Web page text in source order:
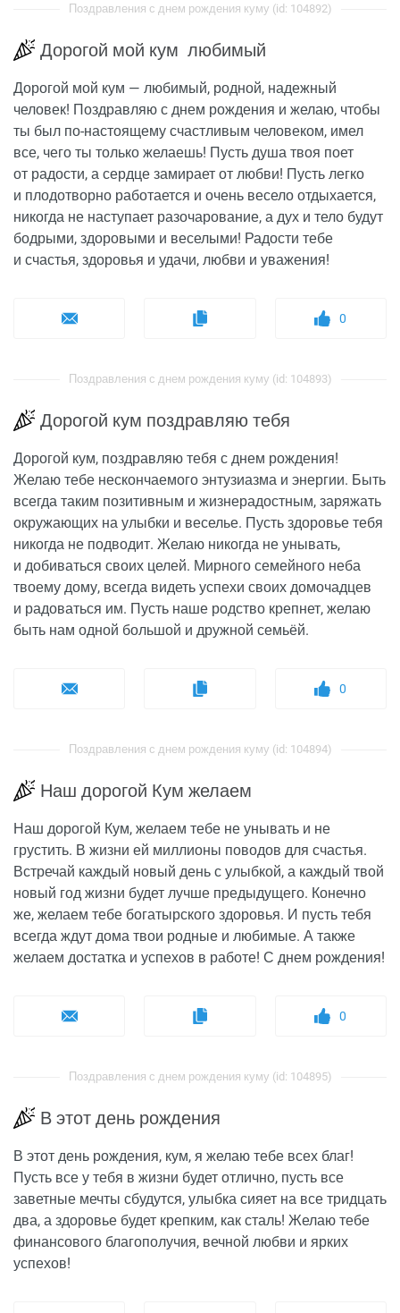
Поздравления с днем рождения куму (id: 104892)
Дорогой мой кум любимый
Дорогой мой кум — любимый, родной, надежный
человек! Поздравляю с днем рождения и желаю, чтобы
ты был по-настоящему счастливым человеком, имел
все, чего ты только желаешь! Пусть душа твоя поет
от радости, а сердце замирает от любви! Пусть легко
и плодотворно работается и очень весело отдыхается,
никогда не наступает разочарование, а дух и тело будут
бодрыми, здоровыми и веселыми! Радости тебе
и счастья, здоровья и удачи, любви и уважения!
0
Поздравления с днем рождения куму (id: 104893)
Дорогой кум поздравляю тебя
Дорогой кум, поздравляю тебя с днем рождения!
Желаю тебе нескончаемого энтузиазма и энергии. Быть
всегда таким позитивным и жизнерадостным, заряжать
окружающих на улыбки и веселье. Пусть здоровье тебя
никогда не подводит. Желаю никогда не унывать,
и добиваться своих целей. Мирного семейного неба
твоему дому, всегда видеть успехи своих домочадцев
и радоваться им. Пусть наше родство крепнет, желаю
быть нам одной большой и дружной семьёй.
0
Поздравления с днем рождения куму (id: 104894)
Наш дорогой Кум желаем
Наш дорогой Кум, желаем тебе не унывать и не
грустить. В жизни ей миллионы поводов для счастья.
Встречай каждый новый день с улыбкой, а каждый твой
новый год жизни будет лучше предыдущего. Конечно
же, желаем тебе богатырского здоровья. И пусть тебя
всегда ждут дома твои родные и любимые. А также
желаем достатка и успехов в работе! С днем рождения!
0
Поздравления с днем рождения куму (id: 104895)
В этот день рождения
В этот день рождения, кум, я желаю тебе всех благ!
Пусть все у тебя в жизни будет отлично, пусть все
заветные мечты сбудутся, улыбка сияет на все тридцать
два, а здоровье будет крепким, как сталь! Желаю тебе
финансового благополучия, вечной любви и ярких
успехов!